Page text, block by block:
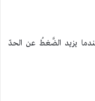
يزيد الضَّغطُ عن الحدّ